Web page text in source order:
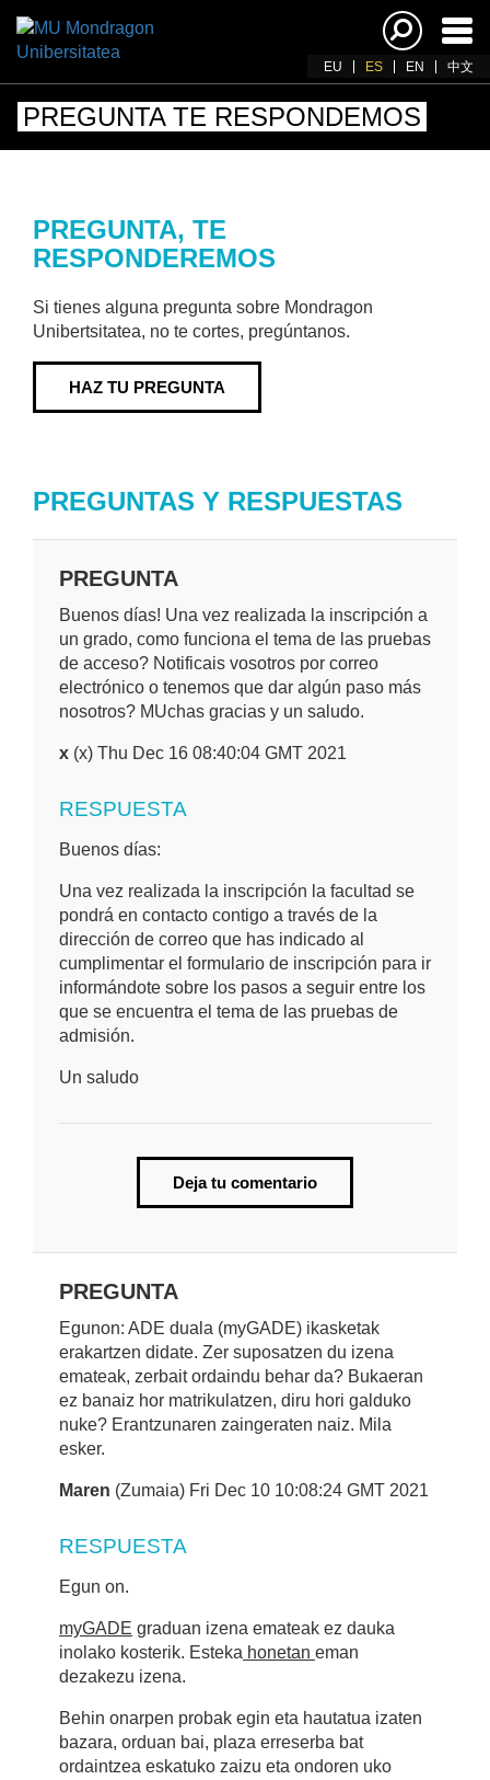
EU ES EN 中文
PREGUNTA TE RESPONDEMOS
PREGUNTA, TE
RESPONDEREMOS
Si tienes alguna pregunta sobre Mondragon
Unibertsitatea, no te cortes, pregúntanos.
HAZ TU PREGUNTA
PREGUNTAS Y RESPUESTAS
PREGUNTA
Buenos días! Una vez realizada la inscripción a
un grado, como funciona el tema de las pruebas
de acceso? Notificais vosotros por correo
electrónico o tenemos que dar algún paso más
nosotros? MUchas gracias y un saludo.
x (x) Thu Dec 16 08:40:04 GMT 2021
RESPUESTA
Buenos días:
Una vez realizada la inscripción la facultad se
pondrá en contacto contigo a través de la
dirección de correo que has indicado al
cumplimentar el formulario de inscripción para ir
informándote sobre los pasos a seguir entre los
que se encuentra el tema de las pruebas de
admisión.
Un saludo
Deja tu comentario
PREGUNTA
Egunon: ADE duala (myGADE) ikasketak
erakartzen didate. Zer suposatzen du izena
emateak, zerbait ordaindu behar da? Bukaeran
ez banaiz hor matrikulatzen, diru hori galduko
nuke? Erantzunaren zaingeraten naiz. Mila
esker.
Maren (Zumaia) Fri Dec 10 10:08:24 GMT 2021
RESPUESTA
Egun on.
myGADE graduan izena emateak ez dauka
inolako kosterik. Esteka honetan eman
dezakezu izena.
Behin onarpen probak egin eta hautatua izaten
bazara, orduan bai, plaza erreserba bat
ordaintzea eskatuko zaizu eta ondoren uko